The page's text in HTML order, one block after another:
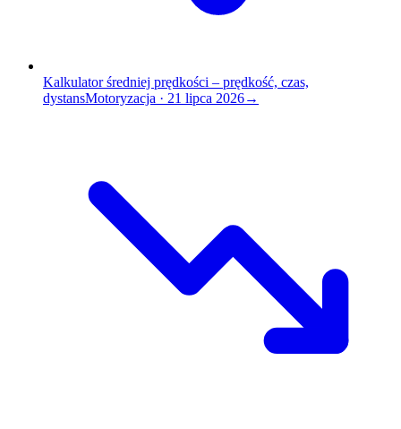
Kalkulator średniej prędkości – prędkość, czas,
dystansMotoryzacja · 21 lipca 2026→